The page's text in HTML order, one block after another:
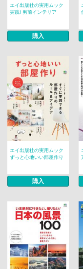
エイ出版社の実用ムック
実践! 男前インテリア
購入
エイ出版社の実用ムック
ずっと心地いい部屋作り
購入